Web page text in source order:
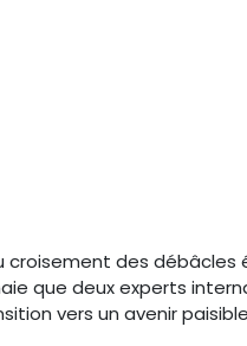
des
que deux experts
vers un avenir